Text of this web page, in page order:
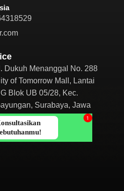
Dukuh Menanggal No. 288
of Tomorrow Mall, Lantai
Blok UB 05/28, Kec.
Surabaya, Jawa
60234